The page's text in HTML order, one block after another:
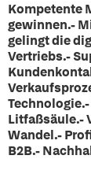
Kompetente
gewinnen.-
gelingt die
Vertriebs.-
Litfaßsäule.-
Wandel.-
B2B.-